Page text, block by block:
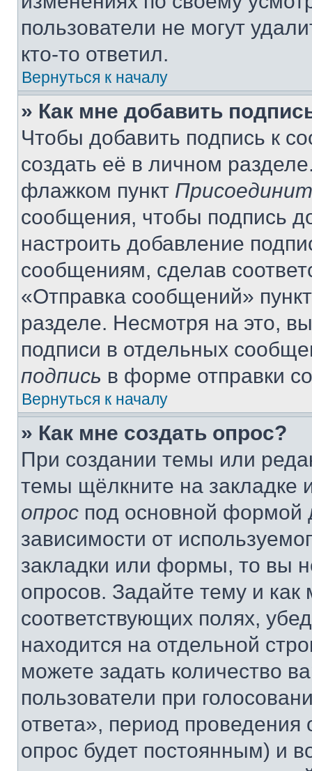
пользователи не могут
кто-то ответил.
Вернуться к началу
» Как мне добавить
Чтобы добавить подпись к
создать её в личном
флажком пункт
сообщения, чтобы подпись
настроить добавление
сообщениям, сделав
«Отправка сообщений»
разделе. Несмотря на это,
подписи в отдельных
подпись в форме отправки
Вернуться к началу
» Как мне создать опрос?
При создании темы или
темы щёлкните на
опрос под основной формой
зависимости от
закладки или формы, то вы
опросов. Задайте тему и
соответствующих полях,
находится на отдельной
можете задать количество
пользователи при
ответа», период проведения
опрос будет постоянным) и